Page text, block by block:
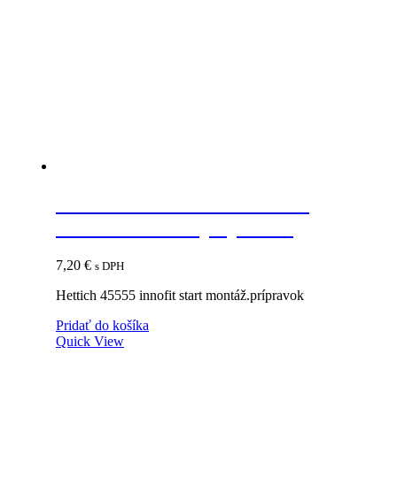
7,20 € s DPH
Hettich 45555 innofit start montáž.prípravok
Pridať do košíka
Quick View